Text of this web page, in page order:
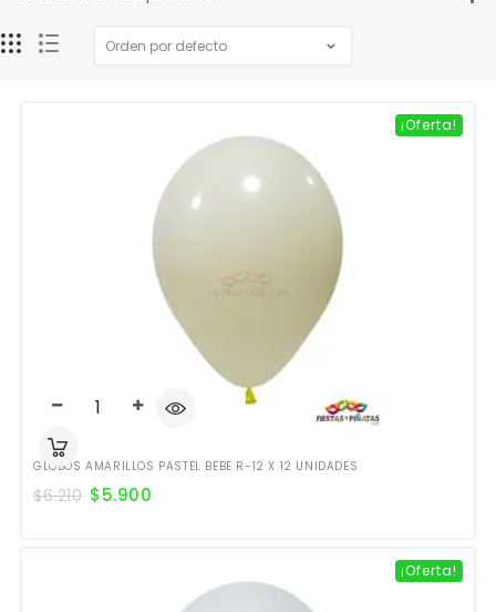
¡Oferta!
GLOBOS AMARILLOS PASTEL BEBE R-12 X 12 UNIDADES
$6.210 $5.900
¡Oferta!